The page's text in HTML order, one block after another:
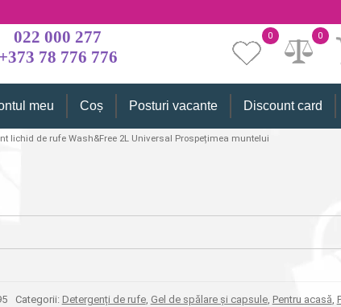
022 000 277
+373 78 776 776
0
0
meu Coș Posturi vacante Discount card
lichid de rufe Wash&Free 2L Universal Prospețimea muntelui
Categorii: Detergenți de rufe, Gel de spălare și capsule, Pentru acasă,